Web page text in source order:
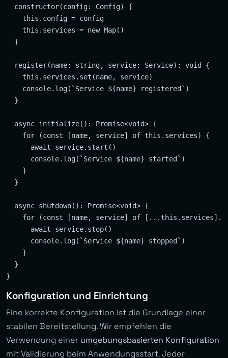
  constructor(config: Config) {
    this.config = config
    this.services = new Map()
  }
  register(name: string, service: Service): void {
    this.services.set(name, service)
    console.log(`Service ${name} registered`)
  }
  async initialize(): Promise<void> {
    for (const [name, service] of this.services) {
      await service.start()
      console.log(`Service ${name} started`)
    }
  }
  async shutdown(): Promise<void> {
for (const [name, service] of
      await service.stop()
      console.log(`Service ${name} stopped`)
    }
  }
Konfiguration und Einrichtung
Eine korrekte Konfiguration ist die Grundlage einer
stabilen Bereitstellung. Wir empfehlen die
Verwendung einer umgebungsbasierten Konfiguration
mit Validierung beim Anwendungsstart. Jeder